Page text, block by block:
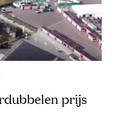
prijs